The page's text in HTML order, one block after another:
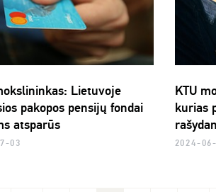
Lietuvoje
pakopos pensijų fondai
atsparūs
03
KTU
kurias
2024-